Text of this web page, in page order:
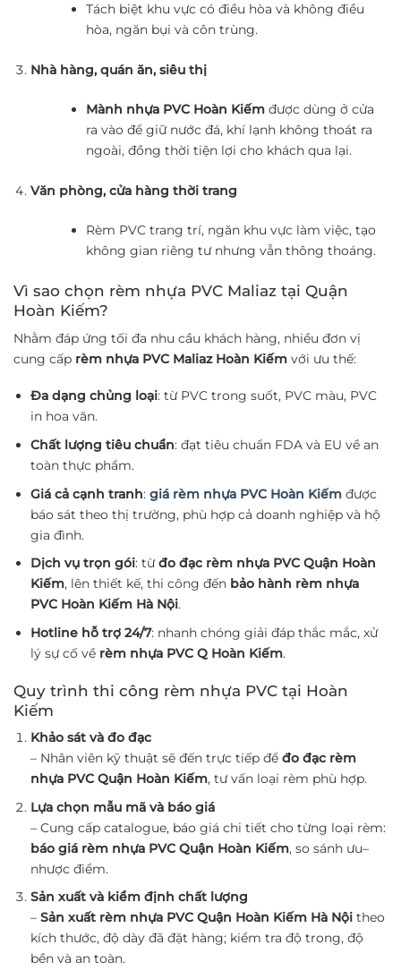
Tách biệt khu vực có điều hòa và không điều
hòa, ngăn bụi và côn trùng.
Nhà hàng, quán ăn, siêu thị
Mành nhựa PVC Hoàn Kiếmđược dùng ở cửa
ra vào để giữ nước đá, khí lạnh không thoát ra
ngoài, đồng thời tiện lợi cho khách qua lại.
Văn phòng, cửa hàng thời trang
Rèm PVC trang trí, ngăn khu vực làm việc, tạo
không gian riêng tư nhưng vẫn thông thoáng.
Vì sao chọn rèm nhựa PVC Maliaz tại Quận
Hoàn Kiếm?
Nhằm đáp ứng tối đa nhu cầu khách hàng, nhiều đơn vị
cung cấp rèm nhựa PVC Maliaz Hoàn Kiếm với ưu thế:
Đa dạng chủng loại: từ PVC trong suốt, PVC màu, PVC
in hoa văn.
Chất lượng tiêu chuẩn: đạt tiêu chuẩn FDA và EU về an
toàn thực phẩm.
Giá cả cạnh tranh: giá rèm nhựa PVC Hoàn Kiếmđược
báo sát theo thị trường, phù hợp cả doanh nghiệp và hộ
gia đình.
Dịch vụ trọn gói: từđo đạc rèm nhựa PVC Quận Hoàn
Kiếm, lên thiết kế, thi công đến bảo hành rèm nhựa
PVC Hoàn Kiếm Hà Nội.
Hotline hỗ trợ 24/7: nhanh chóng giải đáp thắc mắc, xử
lý sự cố về rèm nhựa PVC Q Hoàn Kiếm.
Quy trình thi công rèm nhựa PVC tại Hoàn
Kiếm
Khảo sát và đo đạc
– Nhân viên kỹ thuật sẽ đến trực tiếp để đo đạc rèm
nhựa PVC Quận Hoàn Kiếm, tư vấn loại rèm phù hợp.
Lựa chọn mẫu mã và báo giá
– Cung cấp catalogue, báo giá chi tiết cho từng loại rèm:
báo giá rèm nhựa PVC Quận Hoàn Kiếm, so sánh ưu–
nhược điểm.
Sản xuất và kiểm định chất lượng
– Sản xuất rèm nhựa PVC Quận Hoàn Kiếm Hà Nộitheo
kích thước, độ dày đã đặt hàng; kiểm tra độ trong, độ
bền và an toàn.